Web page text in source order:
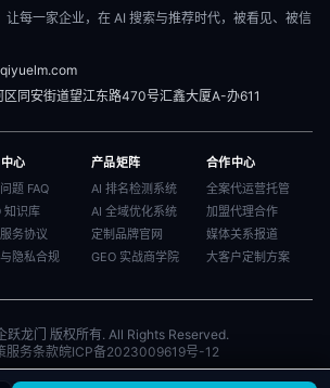
让每一家企业，在 AI 搜索与推荐时代，被看见、被信
同安街道望江东路470号汇鑫大厦A-办611
心
题 FAQ
知识库
务协议
隐私合规
产品矩阵
AI 排名检测系统
AI 全域优化系统
定制品牌官网
GEO 实战商学院
合作中心
全案代运营托管
加盟代理合作
媒体关系报道
大客户定制方案
龙门 版权所有. All Rights Reserved.
服务条款皖ICP备2023009619号-12